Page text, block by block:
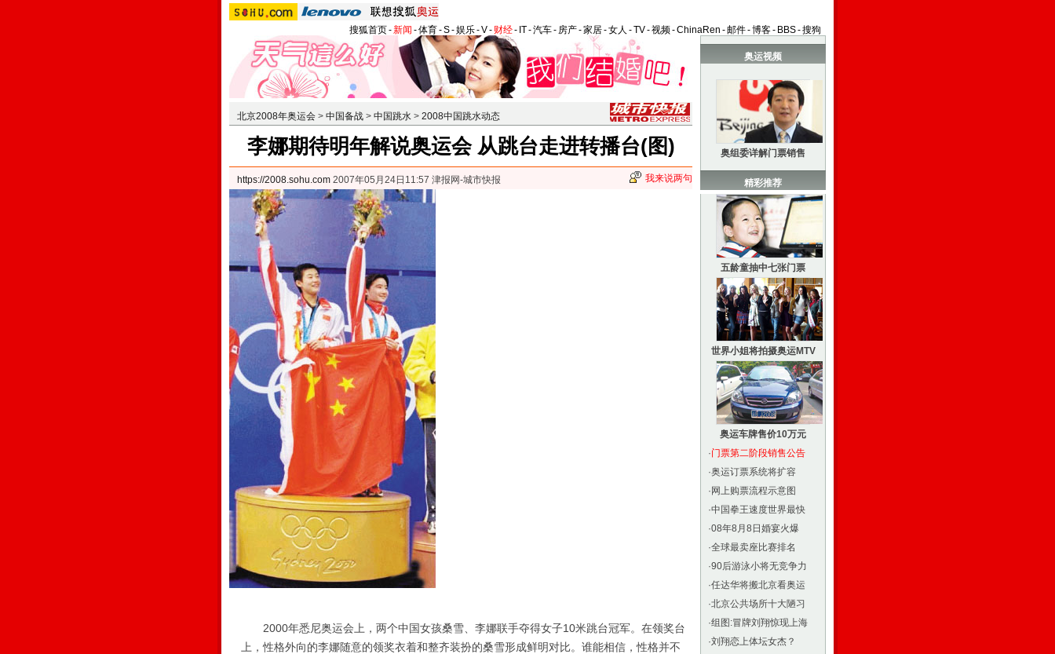
搜狐首页-新闻 -体育-S-娱乐-V- 财经- IT-汽车- 房产-家居-女人 -TV-视频-ChinaRen -邮件-博客- BBS-搜狗
北京2008年奥运会 > 中国备战 > 中国跳水 > 2008中国跳水动态
李娜期待明年解说奥运会 从跳台走进转播台(图)
https://2008.sohu.com 2007年05月24日11:57 津报网-城市快报 我来说两句
2000年悉尼奥运会上，两个中国女孩桑雪、李娜联手夺得女子10米跳台冠军。在领奖台
上，性格外向的李娜随意的领奖衣着和整齐装扮的桑雪形成鲜明对比。谁能相信，性格并不
奥运视频
奥组委详解门票销售
精彩推荐
五龄童抽中七张门票
世界小姐将拍摄奥运MTV
奥运车牌售价10万元
·门票第二阶段销售公告
·奥运订票系统将扩容
· 网上购票流程示意图
·中国拳王速度世界最快
·08年8月8日婚宴火爆
·全球最卖座比赛排名
·90后游泳小将无竞争力
·任达华将搬北京看奥运
·北京公共场所十大陋习
·组图:冒牌刘翔惊现上海
·刘翔恋上体坛女杰？